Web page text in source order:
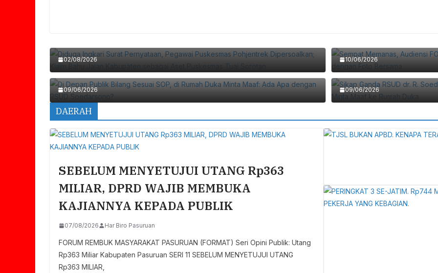
02/08/2026
Sempat Memanas,
10/06/2026
Di Depan Publik Bilang Sesuai SOP, Di Rumah Duka Minta Maaf:
Ada Apa Dengan RSUD Soedarsono?
09/06/2026
Sikap Ganda RSUD Dr.
Humas Malah Minta
09/06/2026
DAERAH
SEBELUM MENYETUJUI UTANG Rp363
MILIAR, DPRD WAJIB MEMBUKA
KAJIANNYA KEPADA PUBLIK
07/08/2026 Har Biro Pasuruan
FORUM REMBUK MASYARAKAT PASURUAN (FORMAT) Seri Opini Publik: Utang
Rp363 Miliar Kabupaten Pasuruan SERI 11 SEBELUM MENYETUJUI UTANG
Rp363 MILIAR,